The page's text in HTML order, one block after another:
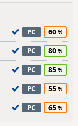
PC 60
PC 80
PC 85
PC 55
PC 65